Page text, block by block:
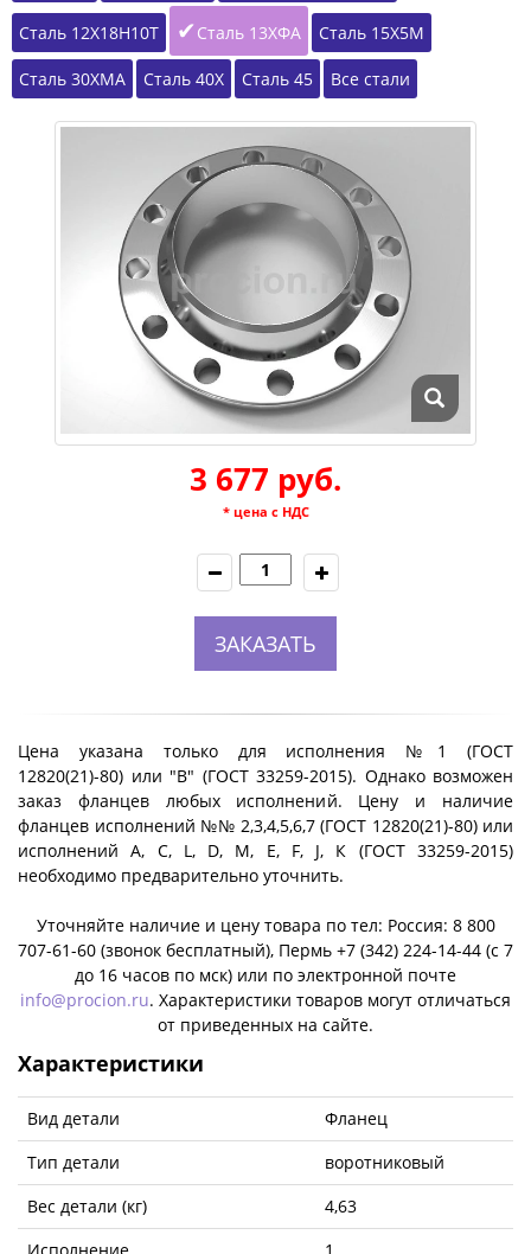
Сталь 12Х18Н10Т Сталь 13ХФА Сталь 15Х5М
Сталь 30ХМА Сталь 40Х Сталь 45 Все стали
3 677 руб.
* цена с НДС
ЗАКАЗАТЬ
Цена указана только для исполнения №1 (ГОСТ
12820(21)-80) или "B" (ГОСТ 33259-2015). Однако возможен
заказ фланцев любых исполнений. Цену и наличие
фланцев исполнений №№ 2,3,4,5,6,7 (ГОСТ 12820(21)-80) или
исполнений A, C, L, D, M, E, F, J, К (ГОСТ 33259-2015)
необходимо предварительно уточнить.
Уточняйте наличие и цену товара по тел: Россия: 8 800
707-61-60 (звонок бесплатный), Пермь +7 (342) 224-14-44 (c 7
до 16 часов по мск) или по электронной почте
info@procion.ru. Характеристики товаров могут отличаться
от приведенных на сайте.
Характеристики
Вид детали
Фланец
Тип детали
воротниковый
Вес детали (кг)
4,63